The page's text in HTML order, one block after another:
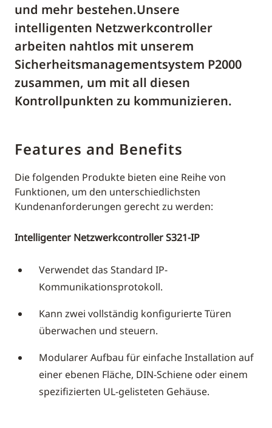
und mehr bestehen.Unsere
intelligenten Netzwerkcontroller
arbeiten nahtlos mit unserem
Sicherheitsmanagementsystem P2000
zusammen, um mit all diesen
Kontrollpunkten zu kommunizieren.
Features and Benefits
Die folgenden Produkte bieten eine Reihe von
Funktionen, um den unterschiedlichsten
Kundenanforderungen gerecht zu werden:
Intelligenter Netzwerkcontroller S321-IP
Verwendet das Standard IP-
Kommunikationsprotokoll.
Kann zwei vollständig konfigurierte Türen
überwachen und steuern.
Modularer Aufbau für einfache Installation auf
einer ebenen Fläche, DIN-Schiene oder einem
spezifizierten UL-gelisteten Gehäuse.